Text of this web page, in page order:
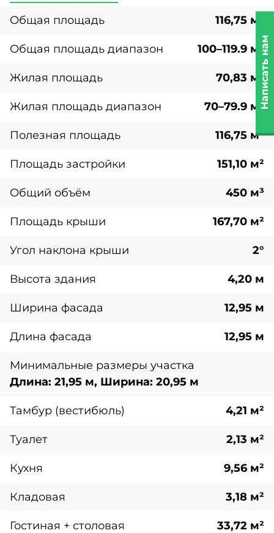
Общая площадь 116,75 м²
Общая площадь диапазон 100–119.9 м²
Жилая площадь 70,83 м²
Жилая площадь диапазон 70–79.9 м²
Полезная площадь 116,75 м²
Площадь застройки 151,10 м²
Общий объём 450 м³
Площадь крыши 167,70 м²
Угол наклона крыши 2°
Высота здания 4,20 м
Ширина фасада 12,95 м
Длина фасада 12,95 м
Минимальные размеры участка
Длина: 21,95 м, Ширина: 20,95 м
Тамбур (вестибюль) 4,21 м²
Туалет 2,13 м²
Кухня 9,56 м²
Кладовая 3,18 м²
Гостиная + столовая 33,72 м²
Написать нам